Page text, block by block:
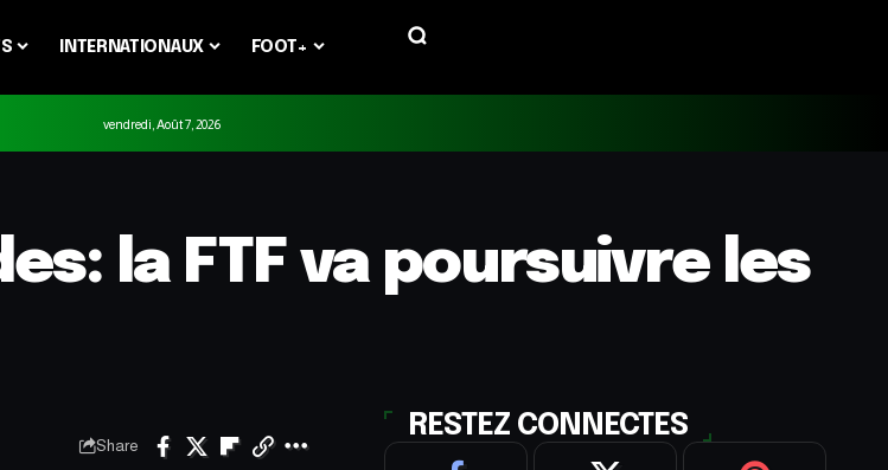
INTERNATIONAUX FOOT+
vendredi, Août 7, 2026
la FTF va poursuivre les
Share
RESTEZ CONNECTES